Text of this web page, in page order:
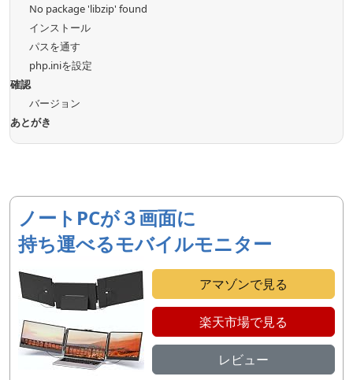
No package 'libzip' found
インストール
パスを通す
php.iniを設定
確認
バージョン
あとがき
ノートPCが３画面に
持ち運べるモバイルモニター
アマゾンで見る
楽天市場で見る
レビュー